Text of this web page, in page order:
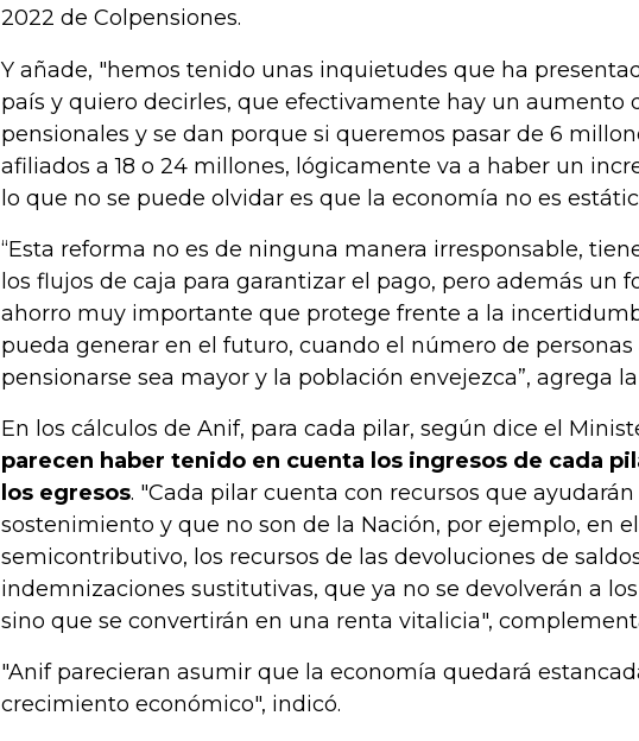
2022 de Colpensiones.
Y añade, "hemos tenido unas inquietudes que ha
país y quiero decirles, que efectivamente hay un aumento
pensionales y se dan porque si queremos pasar de 6
afiliados a 18 o 24 millones, lógicamente va a haber un
lo que no se puede olvidar es que la economía no es
“Esta reforma no es de ninguna manera irresponsable,
los flujos de caja para garantizar el pago, pero además un
ahorro muy importante que protege frente a la
pueda generar en el futuro, cuando el número de personas
pensionarse sea mayor y la población envejezca”, agrega
En los cálculos de Anif, para cada pilar, según dice el
parecen haber tenido en cuenta los ingresos de cada
los egresos. "Cada pilar cuenta con recursos que ayudarán
sostenimiento y que no son de la Nación, por ejemplo, en el
semicontributivo, los recursos de las devoluciones de
indemnizaciones sustitutivas, que ya no se devolverán a
sino que se convertirán en una renta vitalicia",
"Anif parecieran asumir que la economía quedará
crecimiento económico", indicó.